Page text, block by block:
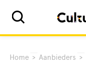
Home > Aanbieders >